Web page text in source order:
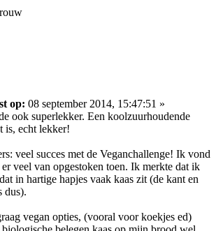
op: 08 september 2014, 15:47:51 »
ook superlekker. Een koolzuurhoudende
is, echt lekker!
veel succes met de Veganchallenge! Ik vond
veel van opgestoken toen. Ik merkte dat ik
in hartige hapjes vaak kaas zit (de kant en
dus).
vegan opties, (vooral voor koekjes ed)